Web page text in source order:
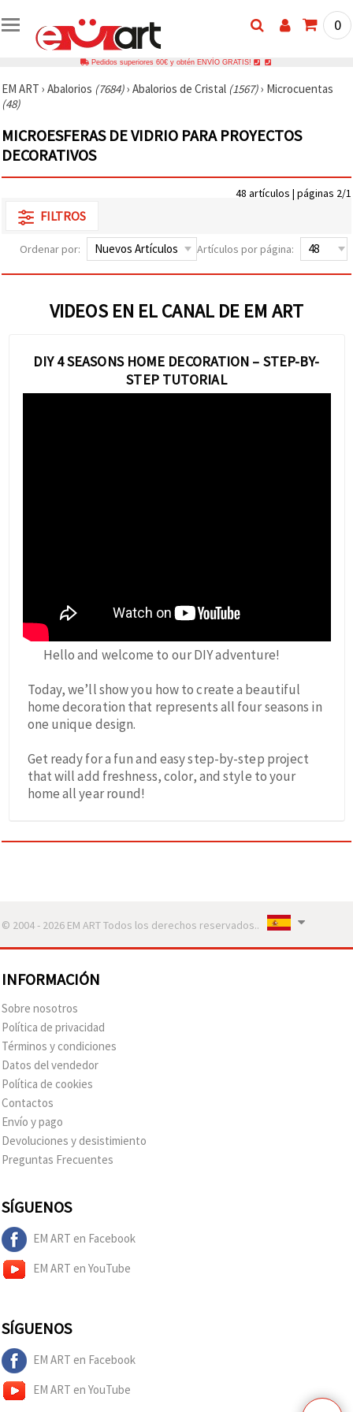
0
Pedidos superiores 60€ y obtén ENVÍO GRATIS!
EM ART › Abalorios (7684)› Abalorios de Cristal (1567)› Microcuentas
(48)
MICROESFERAS DE VIDRIO PARA PROYECTOS
DECORATIVOS
48 artículos | páginas 2/1
FILTROS
Ordenar por: Artículos por página:
VIDEOS EN EL CANAL DE EM ART
DIY 4 SEASONS HOME DECORATION – STEP-BY-
STEP TUTORIAL
Hello and welcome to our DIY adventure!
Today, we’ll show you how to create a beautiful
home decoration that represents all four seasons in
one unique design.
Get ready for a fun and easy step-by-step project
that will add freshness, color, and style to your
home all year round!
© 2004 - 2026 EM ART Todos los derechos reservados..
INFORMACIÓN
Sobre nosotros
Política de privacidad
Términos y condiciones
Datos del vendedor
Política de cookies
Contactos
Envío y pago
Devoluciones y desistimiento
Preguntas Frecuentes
SÍGUENOS
EM ART en Facebook
EM ART en YouTube
SÍGUENOS
EM ART en Facebook
EM ART en YouTube